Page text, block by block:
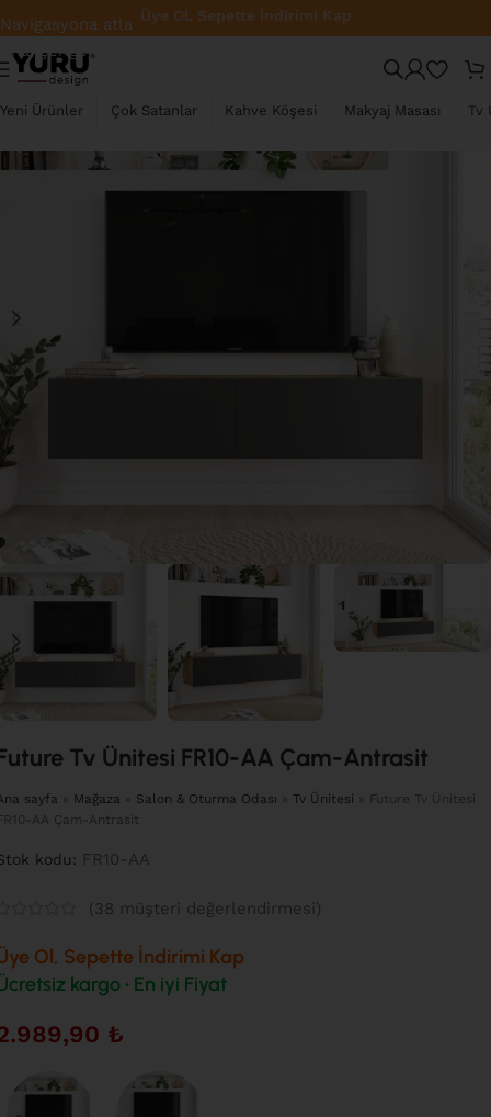
Navigasyona atla
Ana içeriğe atla
Fabrikadan Direkt Satış – En İyi Fiyat
Yeni Ürünler Çok Satanlar Kahve Köşesi Makyaj Masası Tv
Tv Ünitesi FR10-AA Çam-Antrasit
sayfa » Mağaza » Salon & Oturma Odası » Tv Ünitesi »
Future Tv Ünitesi
AA Çam-Antrasit
kodu: FR10-AA
(38 müşteri değerlendirmesi)
Ol, Sepette İndirimi Kap
kargo • En iyi Fiyat
₺